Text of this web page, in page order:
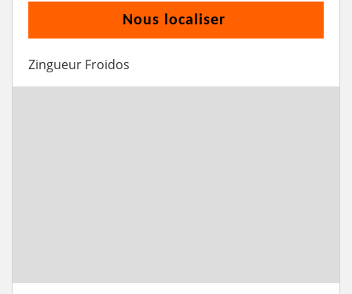
Nous localiser
Zingueur Froidos